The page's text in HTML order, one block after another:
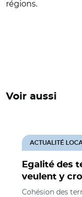
régions.
Voir aussi
Egalité des
veulent y
ACTUALITÉ
Cohésion des